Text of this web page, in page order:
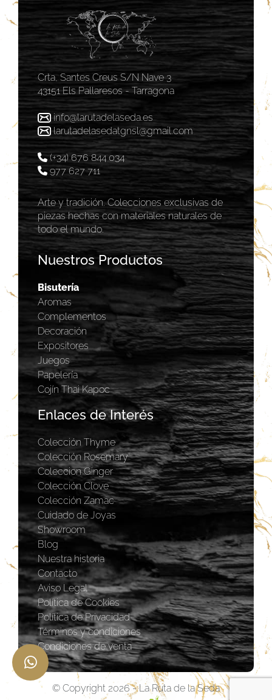
Crta, Santes Creus S/N Nave 3
43151 Els Pallaresos - Tarragona
info@larutadelaseda.es
larutadelasedatgnsl@gmail.com
(+34) 676 844 034
977 627 711
Arte y tradición. Colecciones exclusivas de
piezas hechas con materiales naturales de
todo el mundo.
Nuestros Productos
Bisutería
Aromas
Complementos
Decoración
Expositores
Juegos
Papelería
Cojín Thai Kapoc
Enlaces de Interés
Colección Thyme
Colección Rosemary
Coleccion Ginger
Colección Clove
Colección Zamac
Cuidado de Joyas
Showroom
Blog
Nuestra historia
Contacto
Aviso Legal
Política de Cookies
Política de Privacidad
Términos y condiciones
Condiciones de venta
© Copyright 2026 - La Ruta de la Seda